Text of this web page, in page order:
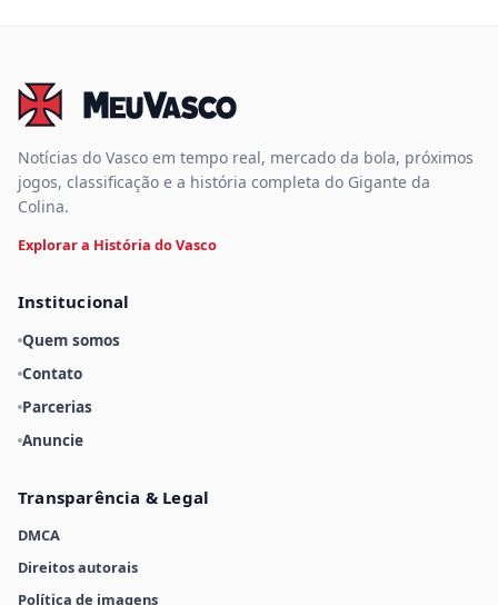
Notícias do Vasco em tempo real, mercado da bola, próximos
jogos, classificação e a história completa do Gigante da
Colina.
Explorar a História do Vasco
Institucional
Quem somos
Contato
Parcerias
Anuncie
Transparência & Legal
DMCA
Direitos autorais
Política de imagens